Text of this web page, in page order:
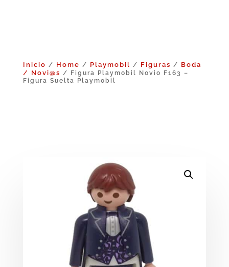
Inicio / Home / Playmobil / Figuras / Boda
/ Novi@s / Figura Playmobil Novio F163 –
Figura Suelta Playmobil